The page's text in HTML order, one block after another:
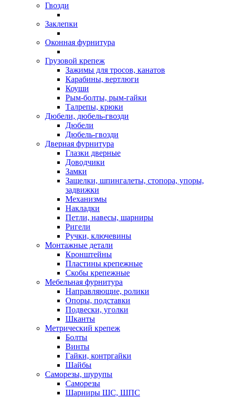
Гвозди
Заклепки
Оконная фурнитура
Грузовой крепеж
Зажимы для тросов, канатов
Карабины, вертлюги
Коуши
Рым-болты, рым-гайки
Талрепы, крюки
Дюбели, дюбель-гвозди
Дюбели
Дюбель-гвозди
Дверная фурнитура
Глазки дверные
Доводчики
Замки
Защелки, шпингалеты, стопора, упоры,
задвижки
Механизмы
Накладки
Петли, навесы, шарниры
Ригели
Ручки, ключевины
Монтажные детали
Кронштейны
Пластины крепежные
Скобы крепежные
Мебельная фурнитура
Направляющие, ролики
Опоры, подставки
Подвески, уголки
Шканты
Метрический крепеж
Болты
Винты
Гайки, контргайки
Шайбы
Саморезы, шурупы
Саморезы
Шарниры ШС, ШПС